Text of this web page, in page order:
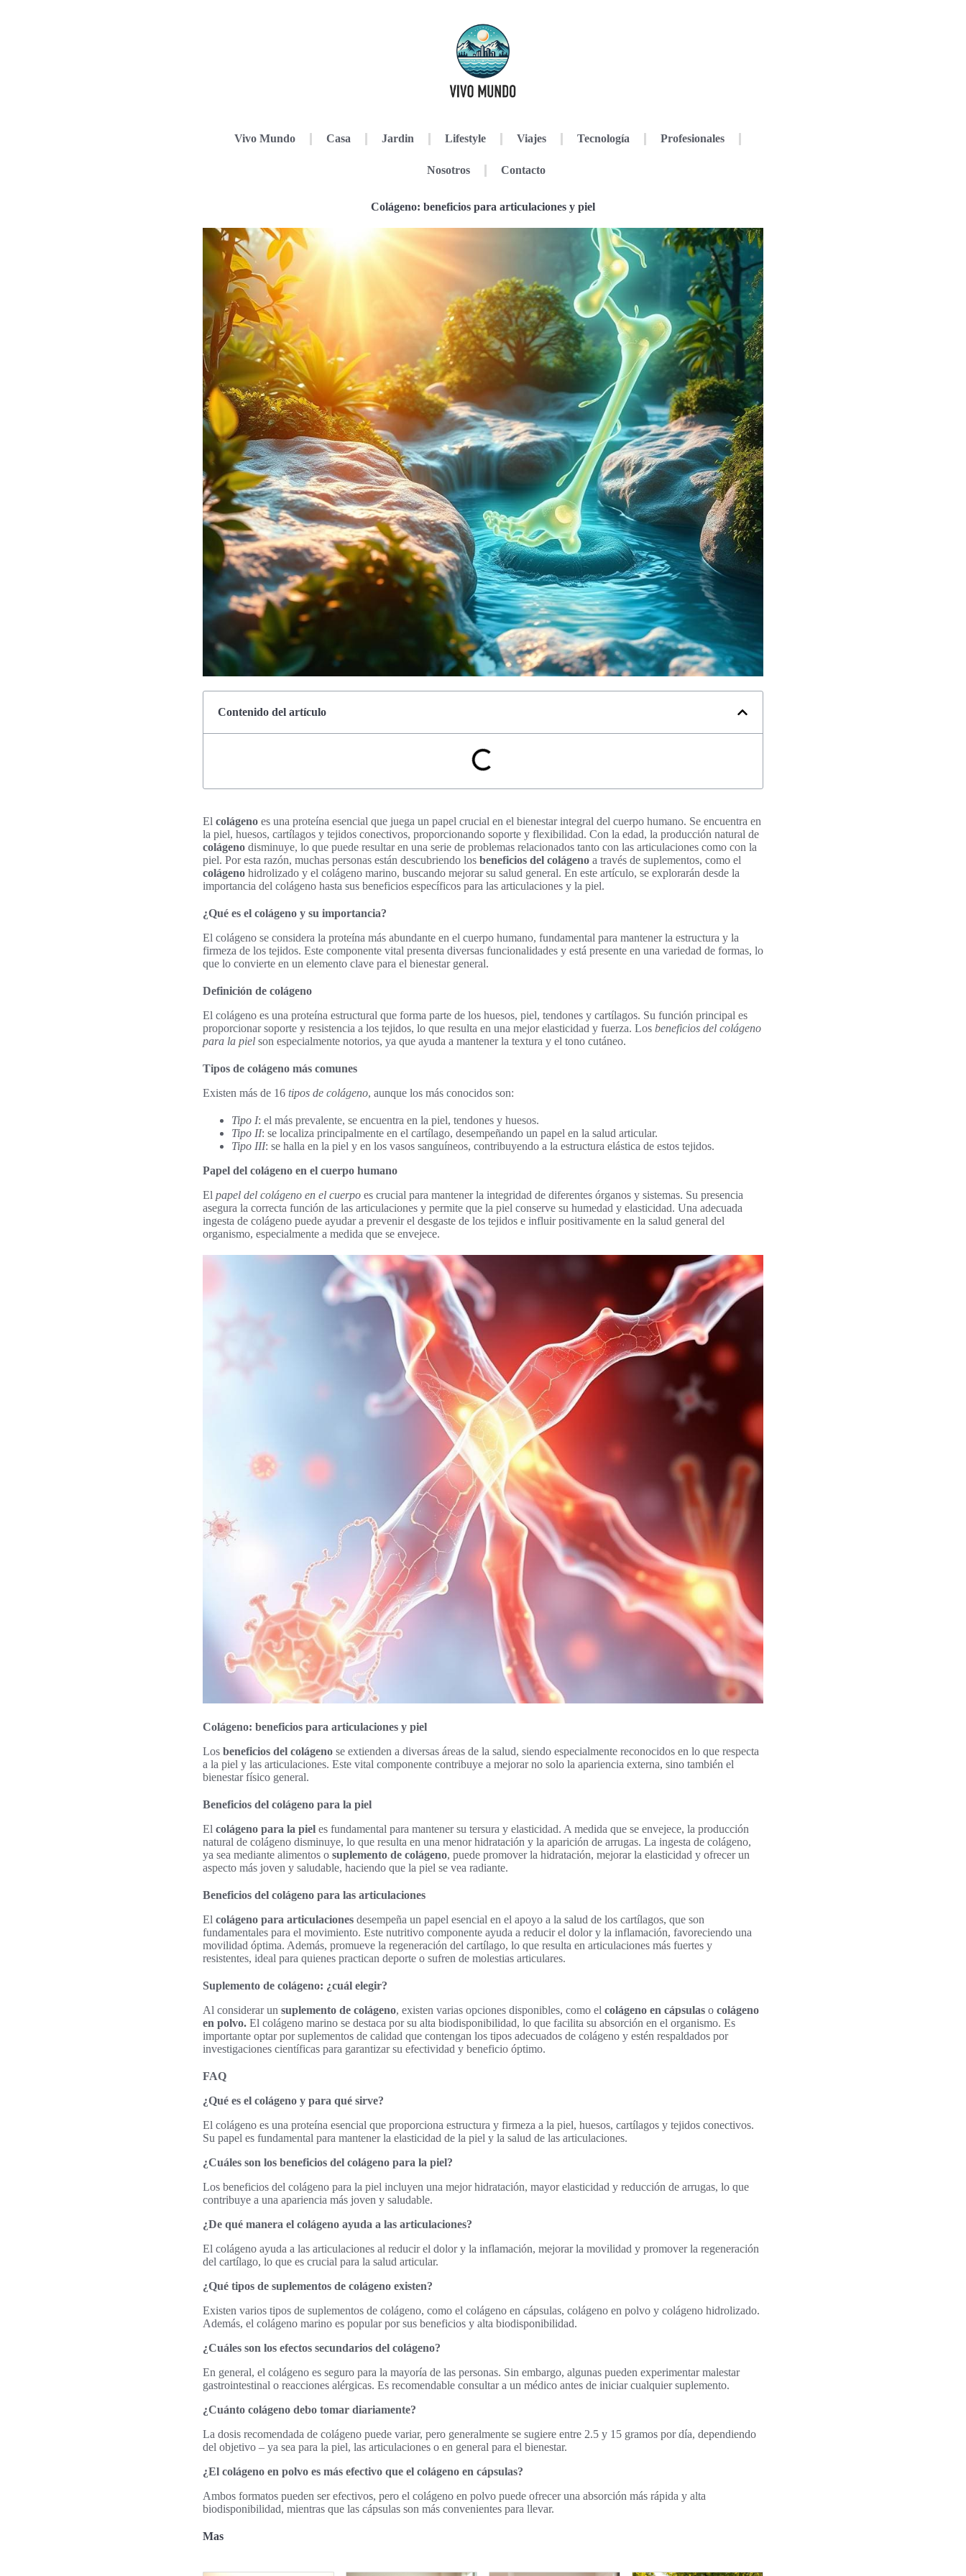
Vivo Mundo Casa Jardin Lifestyle Viajes Tecnología Profesionales
Nosotros Contacto
Colágeno: beneficios para articulaciones y piel
Contenido del artículo
El colágeno es una proteína esencial que juega un papel crucial en el bienestar integral del cuerpo humano. Se encuentra en
la piel, huesos, cartílagos y tejidos conectivos, proporcionando soporte y flexibilidad. Con la edad, la producción natural de
colágeno disminuye, lo que puede resultar en una serie de problemas relacionados tanto con las articulaciones como con la
piel. Por esta razón, muchas personas están descubriendo los beneficios del colágeno a través de suplementos, como el
colágeno hidrolizado y el colágeno marino, buscando mejorar su salud general. En este artículo, se explorarán desde la
importancia del colágeno hasta sus beneficios específicos para las articulaciones y la piel.
¿Qué es el colágeno y su importancia?
El colágeno se considera la proteína más abundante en el cuerpo humano, fundamental para mantener la estructura y la
firmeza de los tejidos. Este componente vital presenta diversas funcionalidades y está presente en una variedad de formas, lo
que lo convierte en un elemento clave para el bienestar general.
Definición de colágeno
El colágeno es una proteína estructural que forma parte de los huesos, piel, tendones y cartílagos. Su función principal es
proporcionar soporte y resistencia a los tejidos, lo que resulta en una mejor elasticidad y fuerza. Los beneficios del colágeno
para la piel son especialmente notorios, ya que ayuda a mantener la textura y el tono cutáneo.
Tipos de colágeno más comunes
Existen más de 16 tipos de colágeno, aunque los más conocidos son:
Tipo I: el más prevalente, se encuentra en la piel, tendones y huesos.
Tipo II: se localiza principalmente en el cartílago, desempeñando un papel en la salud articular.
Tipo III: se halla en la piel y en los vasos sanguíneos, contribuyendo a la estructura elástica de estos tejidos.
Papel del colágeno en el cuerpo humano
El papel del colágeno en el cuerpo es crucial para mantener la integridad de diferentes órganos y sistemas. Su presencia
asegura la correcta función de las articulaciones y permite que la piel conserve su humedad y elasticidad. Una adecuada
ingesta de colágeno puede ayudar a prevenir el desgaste de los tejidos e influir positivamente en la salud general del
organismo, especialmente a medida que se envejece.
Colágeno: beneficios para articulaciones y piel
Los beneficios del colágeno se extienden a diversas áreas de la salud, siendo especialmente reconocidos en lo que respecta
a la piel y las articulaciones. Este vital componente contribuye a mejorar no solo la apariencia externa, sino también el
bienestar físico general.
Beneficios del colágeno para la piel
El colágeno para la piel es fundamental para mantener su tersura y elasticidad. A medida que se envejece, la producción
natural de colágeno disminuye, lo que resulta en una menor hidratación y la aparición de arrugas. La ingesta de colágeno,
ya sea mediante alimentos o suplemento de colágeno, puede promover la hidratación, mejorar la elasticidad y ofrecer un
aspecto más joven y saludable, haciendo que la piel se vea radiante.
Beneficios del colágeno para las articulaciones
El colágeno para articulaciones desempeña un papel esencial en el apoyo a la salud de los cartílagos, que son
fundamentales para el movimiento. Este nutritivo componente ayuda a reducir el dolor y la inflamación, favoreciendo una
movilidad óptima. Además, promueve la regeneración del cartílago, lo que resulta en articulaciones más fuertes y
resistentes, ideal para quienes practican deporte o sufren de molestias articulares.
Suplemento de colágeno: ¿cuál elegir?
Al considerar un suplemento de colágeno, existen varias opciones disponibles, como el colágeno en cápsulas o colágeno
en polvo. El colágeno marino se destaca por su alta biodisponibilidad, lo que facilita su absorción en el organismo. Es
importante optar por suplementos de calidad que contengan los tipos adecuados de colágeno y estén respaldados por
investigaciones científicas para garantizar su efectividad y beneficio óptimo.
FAQ
¿Qué es el colágeno y para qué sirve?
El colágeno es una proteína esencial que proporciona estructura y firmeza a la piel, huesos, cartílagos y tejidos conectivos.
Su papel es fundamental para mantener la elasticidad de la piel y la salud de las articulaciones.
¿Cuáles son los beneficios del colágeno para la piel?
Los beneficios del colágeno para la piel incluyen una mejor hidratación, mayor elasticidad y reducción de arrugas, lo que
contribuye a una apariencia más joven y saludable.
¿De qué manera el colágeno ayuda a las articulaciones?
El colágeno ayuda a las articulaciones al reducir el dolor y la inflamación, mejorar la movilidad y promover la regeneración
del cartílago, lo que es crucial para la salud articular.
¿Qué tipos de suplementos de colágeno existen?
Existen varios tipos de suplementos de colágeno, como el colágeno en cápsulas, colágeno en polvo y colágeno hidrolizado.
Además, el colágeno marino es popular por sus beneficios y alta biodisponibilidad.
¿Cuáles son los efectos secundarios del colágeno?
En general, el colágeno es seguro para la mayoría de las personas. Sin embargo, algunas pueden experimentar malestar
gastrointestinal o reacciones alérgicas. Es recomendable consultar a un médico antes de iniciar cualquier suplemento.
¿Cuánto colágeno debo tomar diariamente?
La dosis recomendada de colágeno puede variar, pero generalmente se sugiere entre 2.5 y 15 gramos por día, dependiendo
del objetivo – ya sea para la piel, las articulaciones o en general para el bienestar.
¿El colágeno en polvo es más efectivo que el colágeno en cápsulas?
Ambos formatos pueden ser efectivos, pero el colágeno en polvo puede ofrecer una absorción más rápida y alta
biodisponibilidad, mientras que las cápsulas son más convenientes para llevar.
Mas